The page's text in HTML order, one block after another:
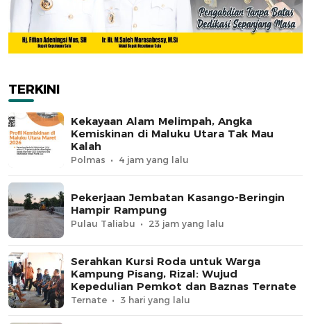
TERKINI
Kekayaan Alam Melimpah, Angka
Kemiskinan di Maluku Utara Tak Mau
Kalah
Polmas 4 jam yang lalu
Pekerjaan Jembatan Kasango-Beringin
Hampir Rampung
Pulau Taliabu 23 jam yang lalu
Serahkan Kursi Roda untuk Warga
Kampung Pisang, Rizal: Wujud
Kepedulian Pemkot dan Baznas Ternate
Ternate 3 hari yang lalu